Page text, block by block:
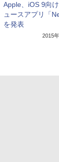
Apple、iOS 9向
ュースアプリ「
を発表
2015